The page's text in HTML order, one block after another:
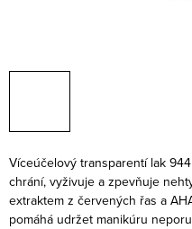
Víceúčelový transparentí lak
chrání, vyživuje a zpevňuje
extraktem z červených řas a
pomáhá udržet manikúru